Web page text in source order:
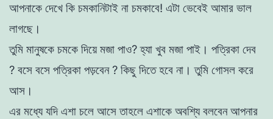
আপনাকে দেখে কি চমকানিটাই না চমকাবে! এটা ভেবেই আমার ভাল
লাগছে ।
তুমি মানুষকে চমকে দিয়েমজা পাও?হ্যা খুব মজা পাই । পত্রিকা দেব
? বসে বসে পত্রিকা পড়বেন? কিছু দিতেহবে না ।তুমি গােসল করে
আস ।
এর মধ্যেযদিএশা চলে আসেতাহলে এশাকে অবশ্যিবলবেনআপনার